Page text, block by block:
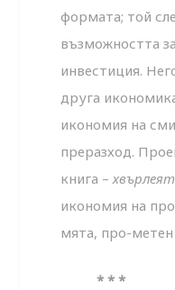
формата; той
възможността
инвестиция.
друга
икономия на
преразход.
книга –хвърлеят
икономия на
мята, про-
* * *